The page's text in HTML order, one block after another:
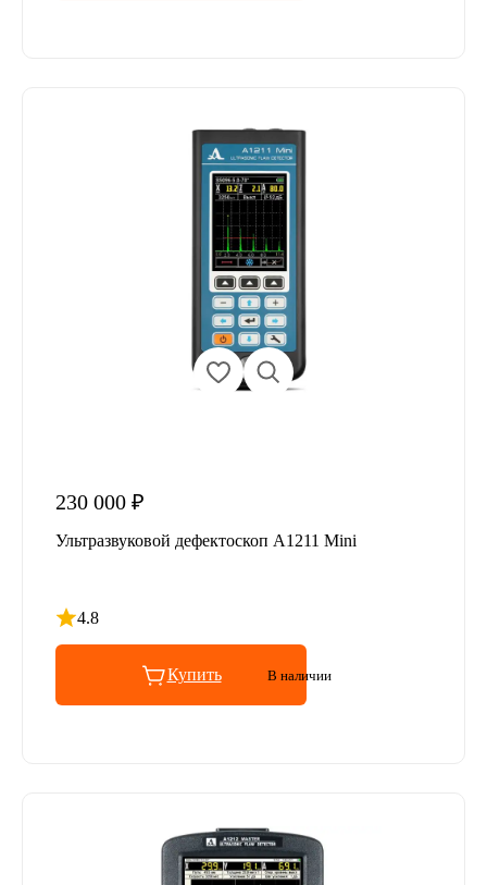
230 000 ₽
Ультразвуковой дефектоскоп А1211 Mini
4.8
Рейтинг 4.8 из 5
Купить В наличии